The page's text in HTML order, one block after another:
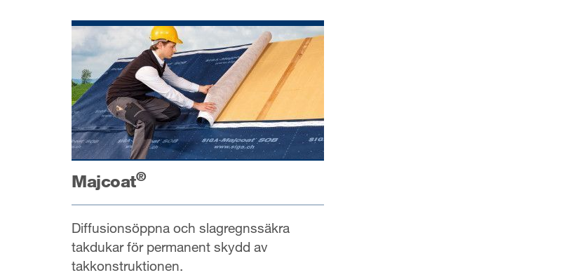
Majcoat®
Diffusionsöppna och slagregnssäkra
takdukar för permanent skydd av
takkonstruktionen.